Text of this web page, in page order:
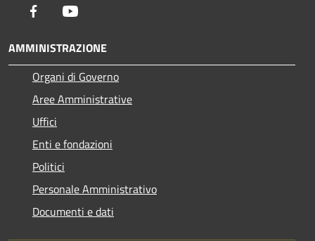
Facebook
AMMINISTRAZIONE
Organi di Governo
Aree Amministrative
Uffici
Enti e fondazioni
Politici
Personale Amministrativo
Documenti e dati